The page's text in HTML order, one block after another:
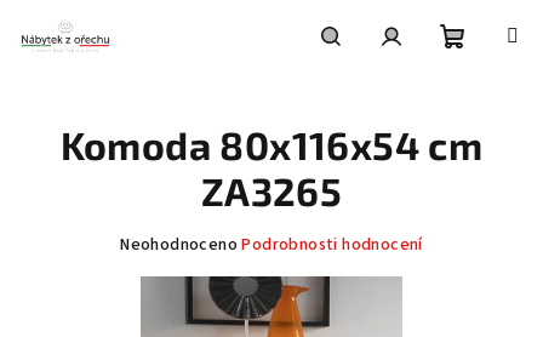
obsah
košík
Komoda 80x116x54 cm
ZA3265
Průměrné
Neohodnoceno Podrobnosti hodnocení